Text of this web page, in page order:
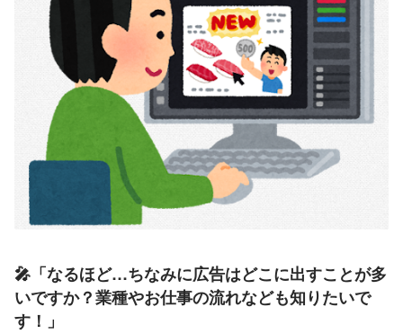
🎤「なるほど…ちなみに広告はどこに出すことが多
いですか？業種やお仕事の流れなども知りたいで
す！」